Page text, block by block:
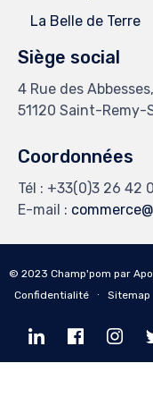
La Belle de Terre
Siège social
4 Rue des Abbesses,
51120 Saint-Remy-
Coordonnées
Tél : +33(0)3 26 42
E-mail :
© 2023 Champ'pom par
Confidentialité ∙ Sitemap